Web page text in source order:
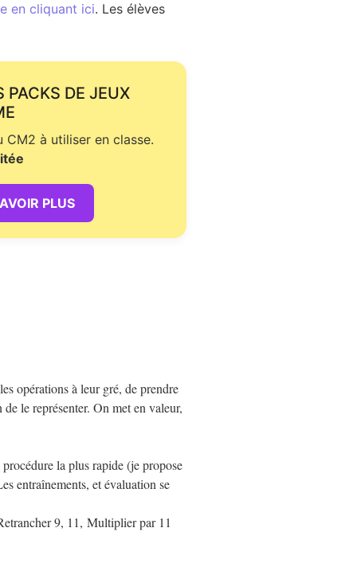
en cliquant ici. Les élèves
PACKS DE JEUX
CM2 à utiliser en classe.
PLUS
opérations à leur gré, de prendre
le représenter. On met en valeur,
la plus rapide (je propose
entraînements, et évaluation se
9, 11, Multiplier par 11